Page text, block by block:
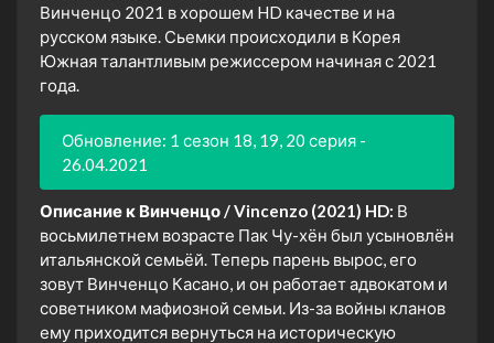
Винченцо 2021 в хорошем HD качестве и на
русском языке. Сьемки происходили в Корея
Южная талантливым режиссером начиная с 2021
года.
Обновление: 1 сезон 18, 19, 20 серия -
26.04.2021
Описание к Винченцо / Vincenzo (2021) HD: В
восьмилетнем возрасте Пак Чу-хён был усыновлён
итальянской семьёй. Теперь парень вырос, его
зовут Винченцо Касано, и он работает адвокатом и
советником мафиозной семьи. Из-за войны кланов
ему приходится вернуться на историческую